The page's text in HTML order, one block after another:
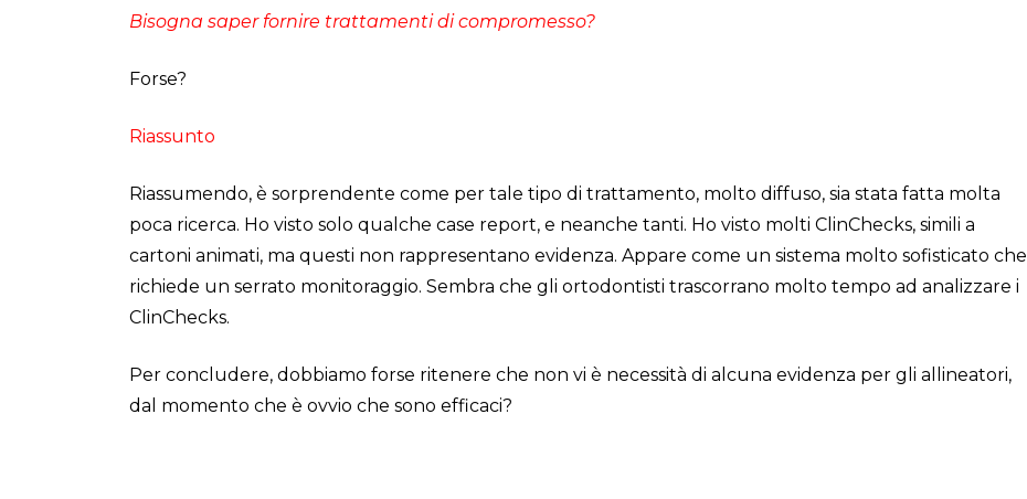
Bisogna saper fornire trattamenti di compromesso?
Forse?
Riassunto
Riassumendo, è sorprendente come per tale tipo di trattamento, molto diffuso, sia stata fatta molta
poca ricerca. Ho visto solo qualche case report, e neanche tanti. Ho visto molti ClinChecks, simili a
cartoni animati, ma questi non rappresentano evidenza. Appare come un sistema molto sofisticato che
richiede un serrato monitoraggio. Sembra che gli ortodontisti trascorrano molto tempo ad analizzare i
ClinChecks.
Per concludere, dobbiamo forse ritenere che non vi è necessità di alcuna evidenza per gli allineatori,
dal momento che è ovvio che sono efficaci?